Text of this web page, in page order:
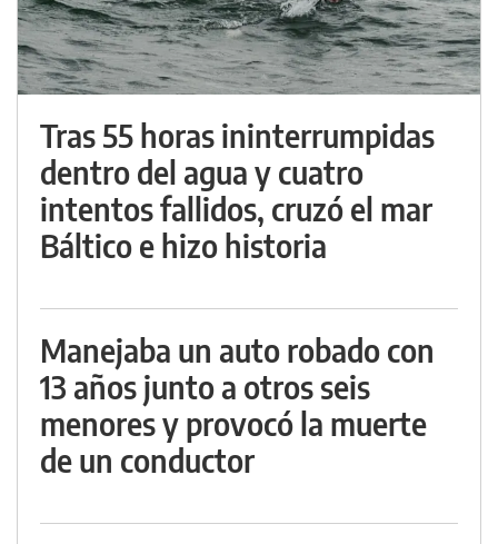
Tras 55 horas ininterrumpidas
dentro del agua y cuatro
intentos fallidos, cruzó el mar
Báltico e hizo historia
Manejaba un auto robado con
13 años junto a otros seis
menores y provocó la muerte
de un conductor